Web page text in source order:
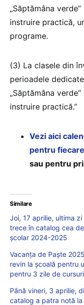
„Săptămâna
instruire practică,
programe.
(3) La clasele din
perioadele
„Săptămâna
instruire practică.”
Vezi aici
pentru
sau pentru
Similare
Joi, 17 aprilie, ultima
trece în catalog cea
școlar 2024-2025
Vacanța de Paște
revin la școală pentru
pentru 3 zile de cursuri
Până vineri, 3 aprilie,
catalog a patra notă